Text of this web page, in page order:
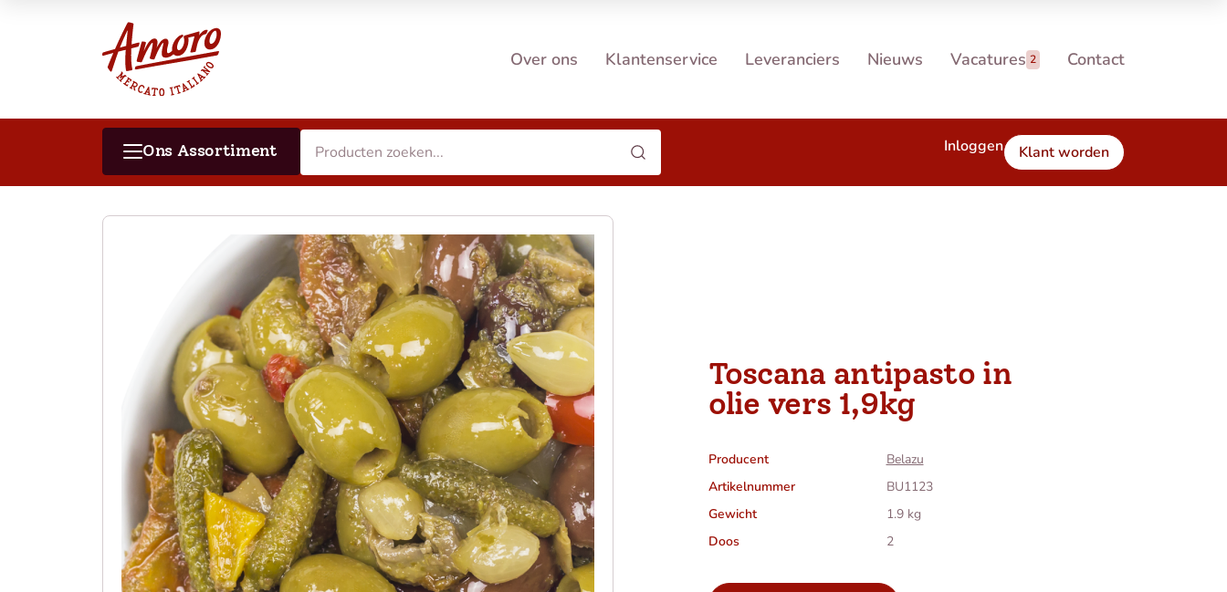
Over ons Klantenservice Leveranciers Nieuws Vacatures 2 Contact
Ons Assortiment Inloggen Klant worden
Toscana antipasto in
olie vers 1,9kg
Producent
Belazu
Artikelnummer
BU1123
Gewicht
1.9 kg
Doos
2